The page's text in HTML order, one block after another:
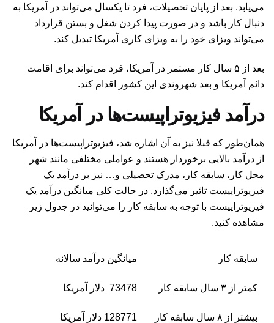
می‌یابد. بعد از پایان تحصیلات، فرد تا یکسال می‌تواند در آمریکا به
دنبال کار باشد و در صورت پیدا کردن شغل و بستن قرارداد
می‌تواند ویزای خود را به ویزای کاری آمریکا تبدیل کند.
بعد از ۵ سال کار مستمر در آمریکا، فرد می‌تواند برای اقامت
دائم آمریکا و بعد شهروندی این کشور اقدام کند.
درآمد فیزیوتراپیست‌ها در آمریکا
همان‌طور که قبلا نیز به آن اشاره شد، فیزیوتراپیست‌ها در آمریکا
از درآمد بالایی برخوردار هستند و عواملی مختلفی مانند شهر
محل کار، سابقه کار، مدرک تحصیلی و… نیز بر درآمد یک
فیزیوتراپیست تاثیر می‌گذارد. در حالت کلی میانگین درآمد یک
فیزیوتراپیست با توجه به سابقه کار را می‌توانید در جدول زیر
مشاهده کنید.
سابقه کار میانگین درآمد سالانه
کمتر از ۳ سال سابقه کار 73478 دلار آمریکا
بیشتر از ۸ سال سابقه کار 128771 دلار آمریکا